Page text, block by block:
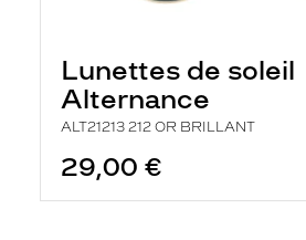
Lunettes de soleil
Alternance
ALT21213 212 OR BRILLANT
29,00 €